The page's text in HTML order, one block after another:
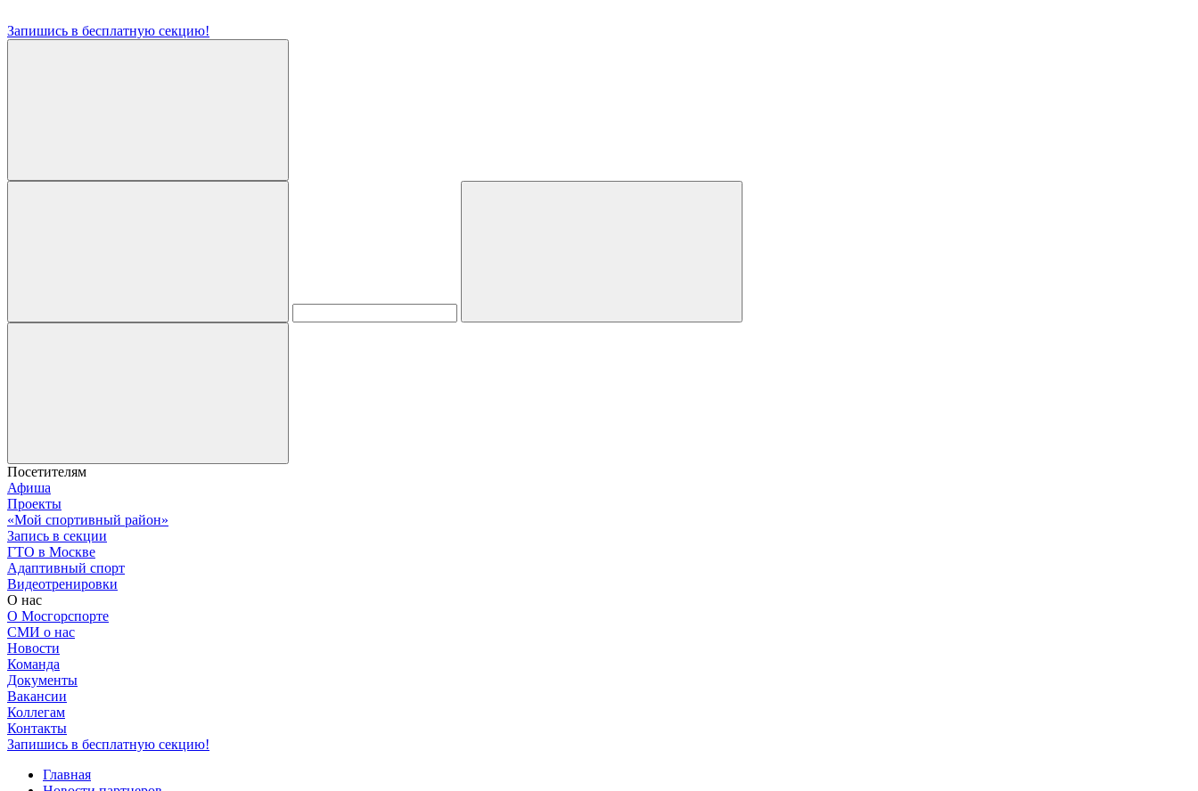
Запишись в бесплатную секцию!
Посетителям
Афиша
Проекты
«Мой спортивный район»
Запись в секции
ГТО в Москве
Адаптивный спорт
Видеотренировки
О нас
О Мосгорспорте
СМИ о нас
Новости
Команда
Документы
Вакансии
Коллегам
Контакты
Запишись в бесплатную секцию!
Главная